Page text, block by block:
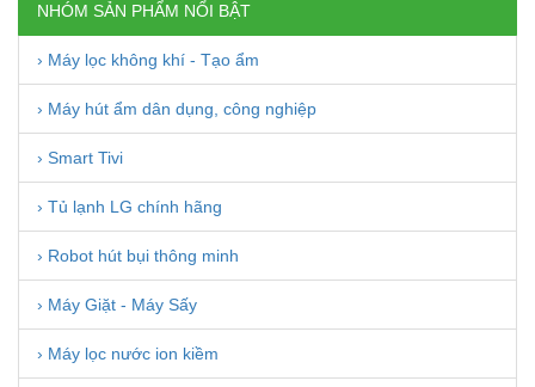
NHÓM SẢN PHẨM NỔI BẬT
› Máy lọc không khí - Tạo ẩm
› Máy hút ẩm dân dụng, công nghiệp
› Smart Tivi
› Tủ lạnh LG chính hãng
› Robot hút bụi thông minh
› Máy Giặt - Máy Sấy
› Máy lọc nước ion kiềm